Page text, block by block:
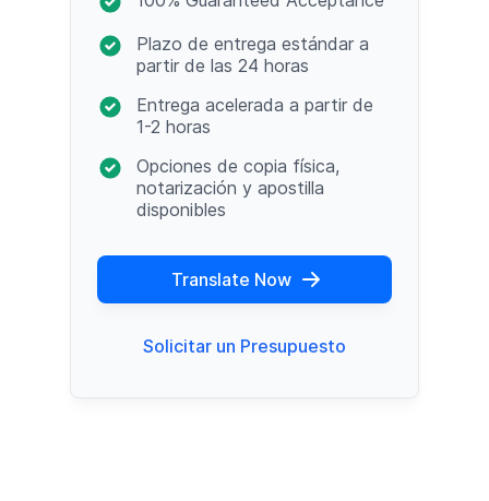
Plazo de entrega estándar a
partir de las 24 horas
Entrega acelerada a partir de
1-2 horas
Opciones de copia física,
notarización y apostilla
disponibles
Translate Now
Solicitar un Presupuesto